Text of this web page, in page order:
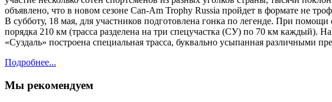
объявлено, что в новом сезоне Can-Am Trophy Russia пройдет в формате не
В субботу, 18 мая, для участников подготовлена гонка по легенде. При
порядка 210 км (трасса разделена на три спецучастка (СУ) по 70 км каждый).
«Суздаль» построена специальная трасса, буквально усыпанная различными
Подробнее...
Мы рекомендуем